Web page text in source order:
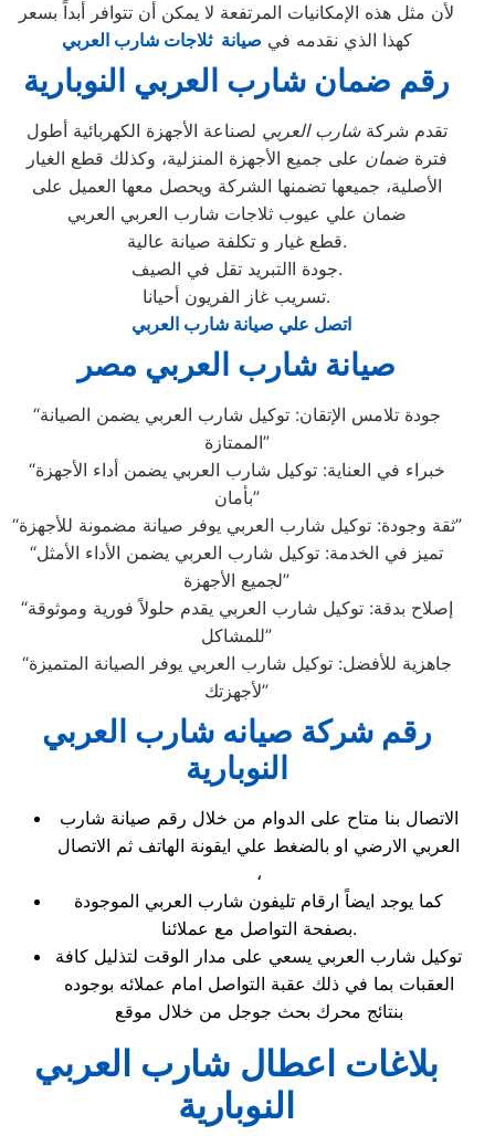
لأن مثل هذه الإمكانيات المرتفعة لا يمكن أن تتوافر أبداً بسعر
كهذا الذي نقدمه في صيانة ثلاجات شارب العربي
رقم ضمان شارب العربي النوبارية
تقدم شركةشارب العربي لصناعة الأجهزة الكهربائية أطول
فترةضمان على جميع الأجهزة المنزلية، وكذلك قطع الغيار
الأصلية، جميعها تضمنها الشركة ويحصل معها العميل على
ضمان علي عيوب ثلاجات شارب العربي العربي
قطع غيار و تكلفة صيانة عالية.
جودة االتبريد تقل في الصيف.
تسريب غاز الفريون أحيانا.
اتصل علي صيانة شارب العربي
صيانة شارب العربي مصر
“جودة تلامس الإتقان: توكيل شارب العربي يضمن الصيانة
الممتازة”
“خبراء في العناية: توكيل شارب العربي يضمن أداء الأجهزة
بأمان”
“ثقة وجودة: توكيل شارب العربي يوفر صيانة مضمونة للأجهزة”
“تميز في الخدمة: توكيل شارب العربي يضمن الأداء الأمثل
لجميع الأجهزة”
“إصلاح بدقة: توكيل شارب العربي يقدم حلولاً فورية وموثوقة
للمشاكل”
“جاهزية للأفضل: توكيل شارب العربي يوفر الصيانة المتميزة
لأجهزتك”
رقم شركة صيانه شارب العربي
النوبارية
الاتصال بنا متاح على الدوام من خلال رقم صيانة شارب
العربي الارضي او بالضغط علي ايقونة الهاتف ثم الاتصال
،
كما يوجد ايضاً ارقام تليفون شارب العربي الموجودة
بصفحة التواصل مع عملائنا.
توكيل شارب العربي يسعي على مدار الوقت لتذليل كافة
العقبات بما في ذلك عقبة التواصل امام عملائه بوجوده
بنتائج محرك بحث جوجل من خلال موقع
بلاغات اعطال شارب العربي
النوبارية